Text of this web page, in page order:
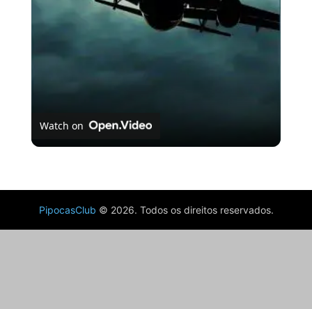
Watch on
PipocasClub © 2026. Todos os direitos reservados.